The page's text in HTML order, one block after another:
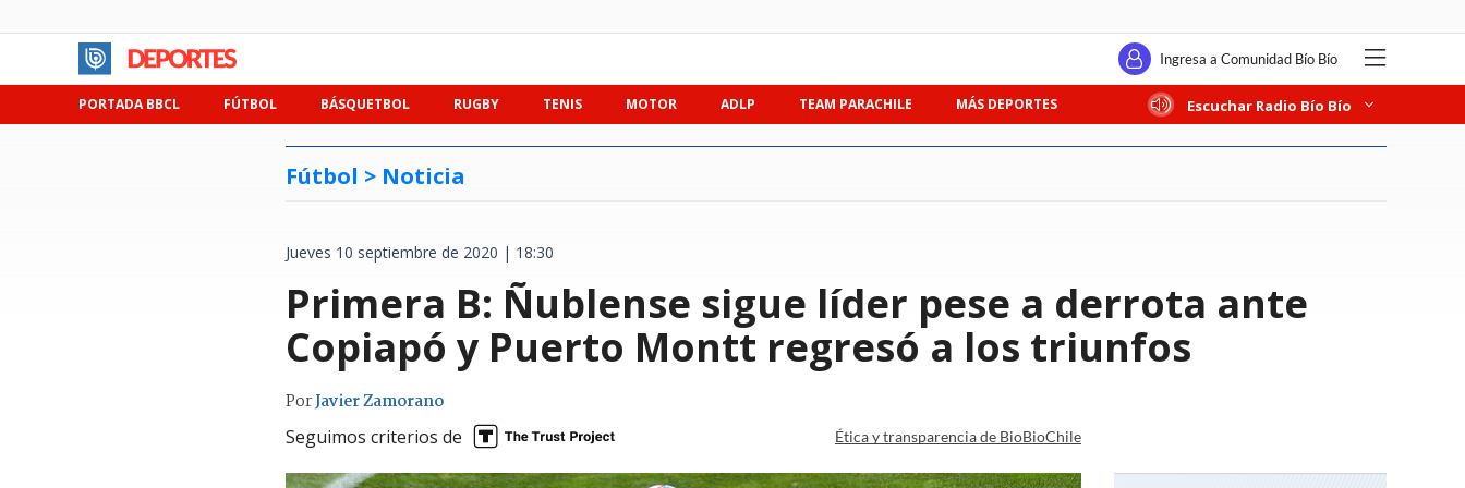
Ingresa a Comunidad Bío Bío
PORTADA BBCL FÚTBOL BÁSQUETBOL RUGBY TENIS MOTOR ADLP TEAM PARACHILE MÁS DEPORTES Escuchar Radio Bío Bío
Fútbol > Noticia
Jueves 10 septiembre de 2020 | 18:30
Primera B: Ñublense sigue líder pese a derrota ante
Copiapó y Puerto Montt regresó a los triunfos
PorJavier Zamorano
Seguimos criterios de Ética y transparencia de BioBioChile